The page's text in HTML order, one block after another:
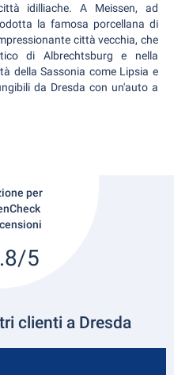
idilliache. A Meissen, ad
la famosa porcellana di
città vecchia, che
di Albrechtsburg e nella
della Sassonia come Lipsia e
da Dresda con un'auto a
per
5
clienti a Dresda